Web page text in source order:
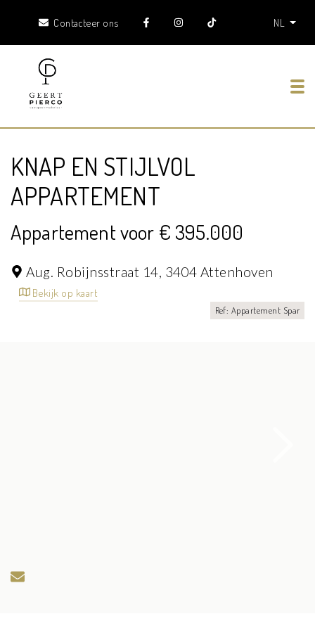
Contacteer ons NL
KNAP EN STIJLVOL
APPARTEMENT
Appartement voor € 395.000
Aug. Robijnsstraat 14, 3404 Attenhoven
Bekijk op kaart
Ref: Appartement Spar